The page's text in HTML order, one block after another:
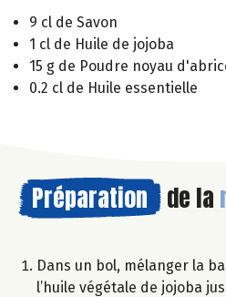
9 cl de Savon
1 cl de Huile de jojoba
15 g de Poudre noyau
0.2 cl de Huile essentielle
Préparation de la
Dans un bol, mélanger la
l’huile végétale de jojoba